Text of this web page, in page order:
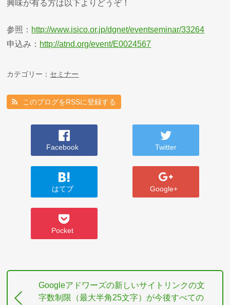
興味が有る方は以下よりどうぞ！
参照： http://www.isico.or.jp/dgnet/eventseminar/33264
申込み： http://atnd.org/event/E0024567
カテゴリー： セミナー
このブログをRSSに登録する
Facebook Twitter
はてブ Google+
Pocket
Googleアドワーズの新しいサイトリンクの文
字数制限（最大半角25文字）が今後すべての